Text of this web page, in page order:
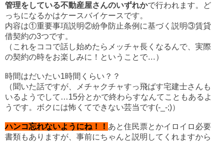
管理をしている不動産屋さんのいずれかで行われます。ど
っちになるかはケースバイケースです。
内容は①重要事項説明②紛争防止条例に基づく説明③賃貸
借契約の3つです。
（これをココで話し始めたらメッチャ長くなるんで、実際
の契約の時をお楽しみに！ということで…）
時間はだいたい1時間くらい？？
（聞いた話ですが、メチャクチャすっ飛ばす宅建士さんも
いるようでして…15分とかで終わらすなんてこともあるよ
うです。ボクには怖くてできない芸当です(-_-;)）
ハンコ忘れないようにね！！ あと住民票とかイロイロ必要
書類もありますが、事前にちゃんと説明してくれますから